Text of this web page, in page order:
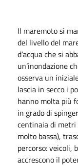
Il maremoto si
del livello del
d’acqua che si
un’inondazione
osserva un
lascia in secco i
hanno molta più
in grado di
centinaia di
molto bassa),
percorso: veicoli,
accrescono il